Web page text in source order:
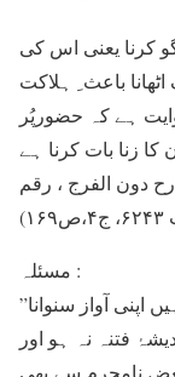
کرنا یعنی اس کی
باعث ِ ہلاکت
ہے کہ حضورپُر
کا زنا بات کرنا ہے
دون الفرج ، رقم
مسئلہ :
”تمام محارم سے عورت کو گفتگو کرنا اور انہیں اپنی آواز سنوانا
فتنہ نہ ہو اور
نامحرم سے بھی